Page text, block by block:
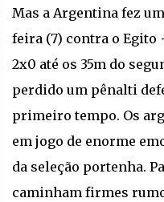
Mas a Argentina fez
feira (7) contra o Egito
2x0 até os 35m do
perdido um pênalti
primeiro tempo. Os
em jogo de enorme
da seleção portenha.
caminham firmes